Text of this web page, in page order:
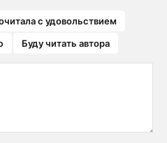
с удовольствием
Буду читать автора